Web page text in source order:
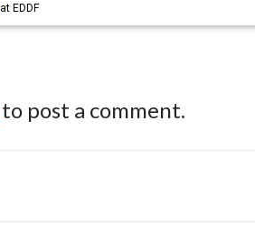
at EDDF
to post a comment.